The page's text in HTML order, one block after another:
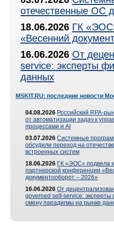
отечественные ОС
18.06.2026 ГК
«Весенний
16.06.2026 От
service: эксперты
данных
MSKIT.RU: последние новости
04.08.2026 Российский RPA-
от автоматизации задач к
процессами и AI
03.07.2026 Системные
обсудили переход на
встроенных систем
18.06.2026 ГК «ЭОС» подвела
партнерской конференции
документооборот – 2026»
16.06.2026 От
governed self-service: эксперты
смену парадигмы на рынке